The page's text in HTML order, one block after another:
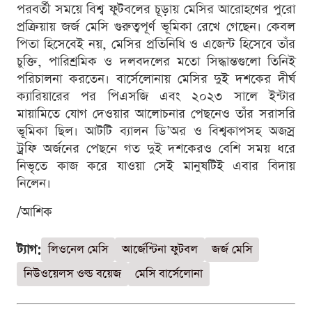
পরবর্তী সময়ে বিশ্ব ফুটবলের চূড়ায় মেসির আরোহণের পুরো
প্রক্রিয়ায় জর্জ মেসি গুরুত্বপূর্ণ ভূমিকা রেখে গেছেন। কেবল
পিতা হিসেবেই নয়, মেসির প্রতিনিধি ও এজেন্ট হিসেবে তাঁর
চুক্তি, পারিশ্রমিক ও দলবদলের মতো সিদ্ধান্তগুলো তিনিই
পরিচালনা করতেন। বার্সেলোনায় মেসির দুই দশকের দীর্ঘ
ক্যারিয়ারের পর পিএসজি এবং ২০২৩ সালে ইন্টার
মায়ামিতে যোগ দেওয়ার আলোচনার পেছনেও তাঁর সরাসরি
ভূমিকা ছিল। আটটি ব্যালন ডি’অর ও বিশ্বকাপসহ অজস্র
ট্রফি অর্জনের পেছনে গত দুই দশকেরও বেশি সময় ধরে
নিভৃতে কাজ করে যাওয়া সেই মানুষটিই এবার বিদায়
নিলেন।
/আশিক
ট্যাগ: লিওনেল মেসি আর্জেন্টিনা ফুটবল
জর্জ মেসি
নিউওয়েলস ওল্ড বয়েজ
মেসি বার্সেলোনা